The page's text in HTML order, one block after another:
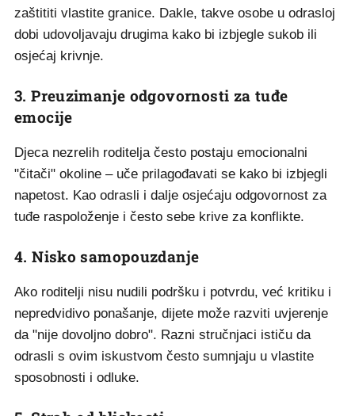
zaštititi vlastite granice. Dakle, takve osobe u odrasloj
dobi udovoljavaju drugima kako bi izbjegle sukob ili
osjećaj krivnje.
3. Preuzimanje odgovornosti za tuđe
emocije
Djeca nezrelih roditelja često postaju emocionalni
"čitači" okoline – uče prilagođavati se kako bi izbjegli
napetost. Kao odrasli i dalje osjećaju odgovornost za
tuđe raspoloženje i često sebe krive za konflikte.
4. Nisko samopouzdanje
Ako roditelji nisu nudili podršku i potvrdu, već kritiku i
nepredvidivo ponašanje, dijete može razviti uvjerenje
da "nije dovoljno dobro". Razni stručnjaci ističu da
odrasli s ovim iskustvom često sumnjaju u vlastite
sposobnosti i odluke.